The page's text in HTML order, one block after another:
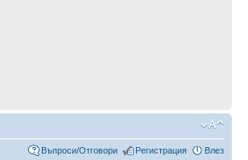
Въпроси/Отговори Регистрация Влез